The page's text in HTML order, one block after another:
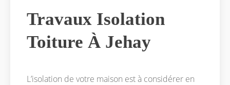
Travaux Isolation
Toiture À Jehay
L’isolation de votre maison est à considérer en